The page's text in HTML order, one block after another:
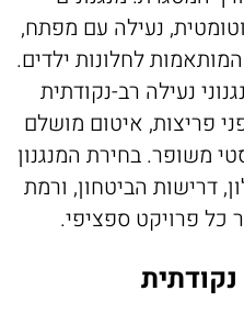
נעילה עם מפתח,
לחלונות ילדים.
נעילה רב-נקודתית
פריצות, איטום מושלם
משופר. בחירת המנגנון
דרישות הביטחון, ורמת
כל פרויקט ספציפי.